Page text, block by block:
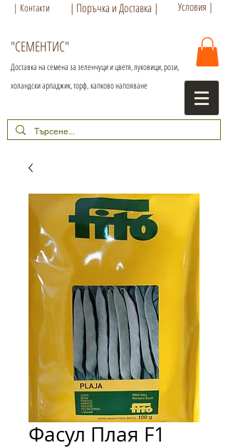
| Контакти | Поръчка и Доставка | Условия |
"СЕМЕНТИС"
Доставка на семена за зеленчуци и цветя, луковици, рози,
холандски арпаджик, торф,капково напояване
Фасул Плая F1